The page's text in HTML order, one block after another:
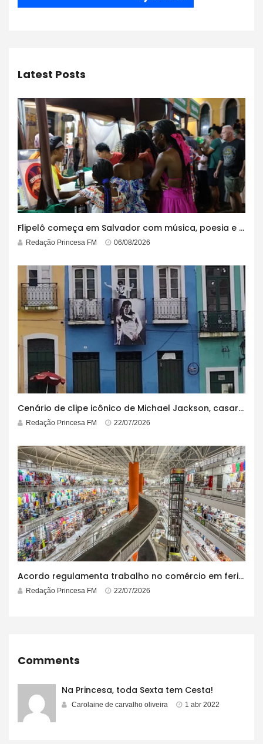
Latest Posts
Flipelô começa em Salvador com música, poesia e grande participação
Redação Princesa FM 06/08/2026
Cenário de clipe icônico de Michael Jackson, casarão azul no centro do Pelourinho enfrenta ordem de desocupação
Redação Princesa FM 22/07/2026
Acordo regulamenta trabalho no comércio em feriados
Redação Princesa FM 22/07/2026
Comments
Na Princesa, toda Sexta tem Cesta!
Carolaine de carvalho oliveira 1 abr 2022